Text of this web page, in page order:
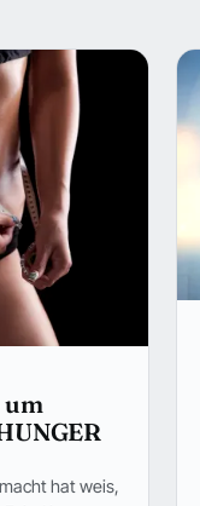
um
hat weis,